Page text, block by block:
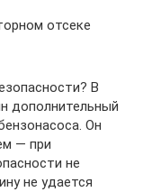
отсеке
В
дополнительный
Он
— при
не
не удается